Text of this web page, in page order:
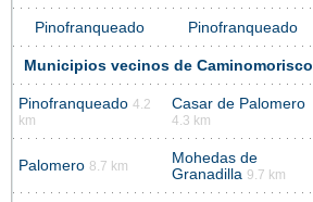
Pinofranqueado Pinofranqueado
Municipios vecinos de Caminomorisco
Pinofranqueado 4.2
km
Casar de Palomero
4.3 km
Palomero 8.7 km
Mohedas de
Granadilla 9.7 km